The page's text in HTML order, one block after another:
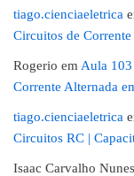
tiago.cienciaeletrica
Circuitos de
Rogerio em Aula 103
Corrente Alternada
tiago.cienciaeletrica
Circuitos RC |
Isaac Carvalho Nunes